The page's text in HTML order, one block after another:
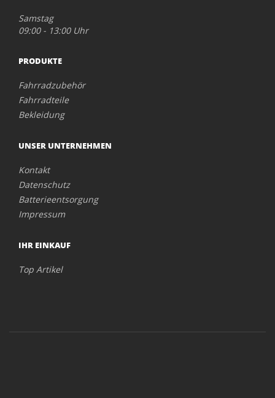
Samstag
09:00 - 13:00 Uhr
PRODUKTE
Fahrradzubehör
Fahrradteile
Bekleidung
UNSER UNTERNEHMEN
Kontakt
Datenschutz
Batterieentsorgung
Impressum
IHR EINKAUF
Top Artikel